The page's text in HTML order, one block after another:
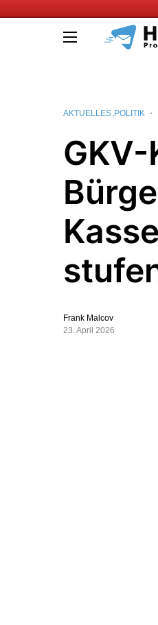
AKTUELLES POLITIK
Frank Malcov
23. April 2026